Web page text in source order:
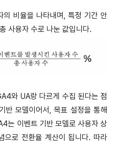
의 비율을 나타내며, 특정 기간 안
사용자 수로 나눈 값입니다.
와 UA랑 다르게 수집 된다는 점
반 모델이어서, 목표 설정을 통해
는 이벤트 기반 모델로 사용자 상
으로 전환율 계산이 됩니다. 따라